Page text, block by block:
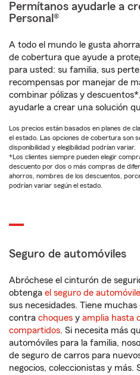
Permítanos ayudarle a
Personal®
A todo el mundo le gusta
de cobertura que ayude a
para usted: su familia, sus
recompensas por manejar de
combinar pólizas y
ayudarle a crear una solución
Los precios están basados en planes de
el estado. Las opciones de cobertura son
disponibilidad y elegibilidad podrían variar.
*Los clientes siempre pueden elegir
descuento por dos o más compras de
ahorros, nombres de los descuentos,
podrían variar según el estado.
Seguro de automóviles
Abróchese el cinturón de
obtenga el seguro de
sus necesidades. Tiene muchas
contra choques y amplia hasta
compartidos. Si necesita más
automóviles para la familia,
de seguro de carros para
negocios, coleccionistas y más.